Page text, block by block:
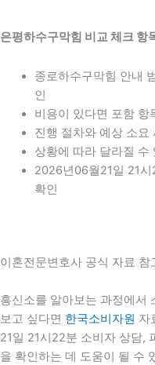
은평하수구막힘 비교 체크
종로하수구막힘 안내
인
비용이 있다면 포함 항
진행 절차와 예상 소요
상황에 따라 달라질 수
2026년06월21일 21
확인
이혼전문변호사 공식 자료
흥신소를 알아보는 과정에서
보고 싶다면 한국소비자원 자
21일 21시22분 소비자 상담,
을 확인하는 데 도움이 될 수